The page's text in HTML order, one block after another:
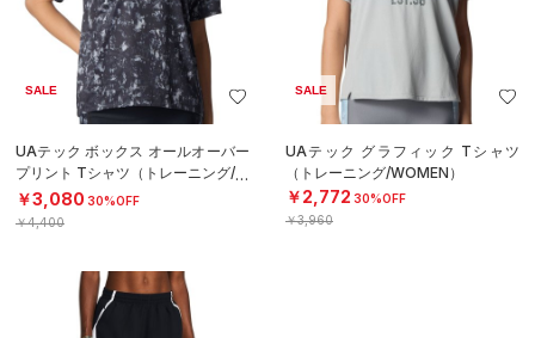
SALE
UAテック ボックス オールオーバー
プリント Tシャツ（トレーニング/W
OMEN）
￥3,080 30%OFF
￥4,400
SALE
UAテック グラフィック Tシャツ
（トレーニング/WOMEN）
￥2,772 30%OFF
￥3,960